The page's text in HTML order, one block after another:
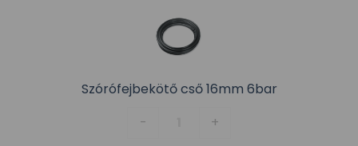
Szórófejbekötő cső 16mm 6bar
-
+